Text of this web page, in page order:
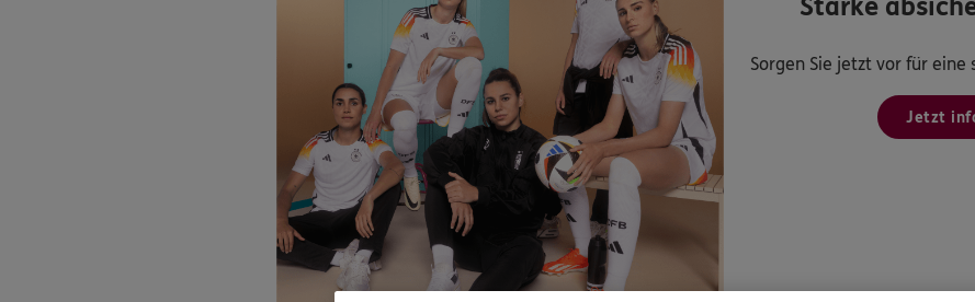
Stärke
Sorgen Sie jetzt vor für
Jetzt